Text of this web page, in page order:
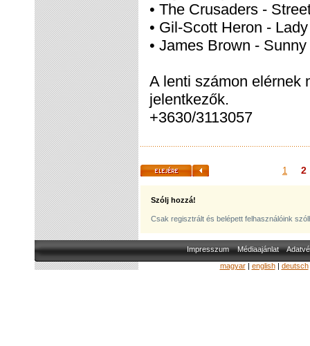
• The Crusaders -
• Gil-Scott Heron -
• James Brown - Sunny
A lenti számon elérnek
jelentkezők.
+3630/3113057
1 2
Szólj hozzá!
Csak regisztrált és belépett felhasználóink
Impresszum Médiaajánlat
magyar| english| deutsch